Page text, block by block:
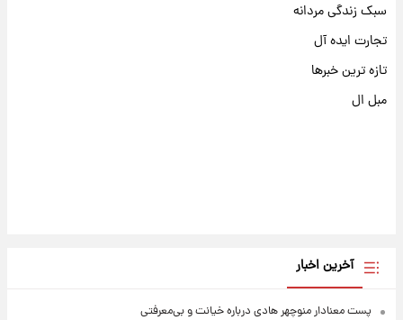
سبک زندگی مردانه
تجارت ایده آل
تازه ترین خبرها
مبل ال
آخرین اخبار
پست معنادار منوچهر هادی درباره خیانت و بی‌معرفتی